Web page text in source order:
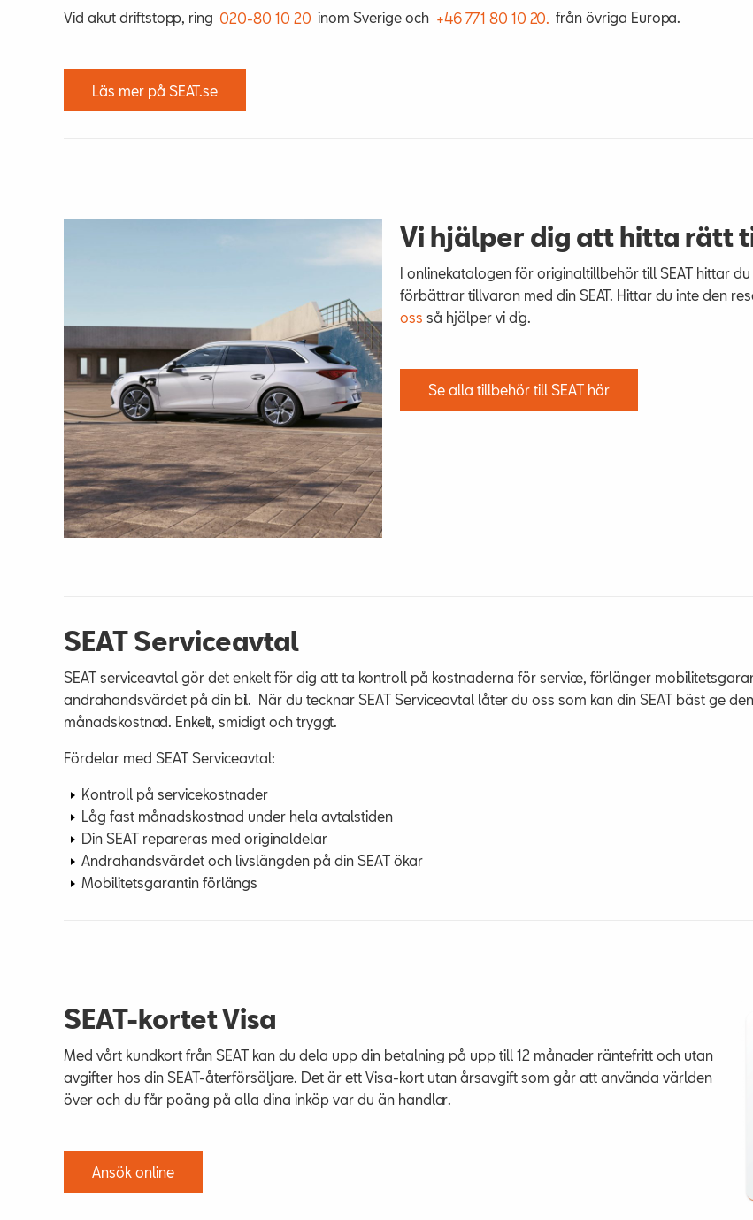
Vid akut driftstopp, ring 020-80 10 20 inom Sverige och +46 771 80 10 20. från övriga Europa.
Läs mer på SEAT.se
Vi hjälper dig att hitta rätt
I onlinekatalogen för originaltillbehör till SEAT hittar
förbättrar tillvaron med din SEAT. Hittar du inte den
oss så hjälper vi dig.
Se alla tillbehör till SEAT här
SEAT Serviceavtal
SEAT serviceavtal gör det enkelt för dig att ta kontroll på kostnaderna för service, förlänger
andrahandsvärdet på din bil. När du tecknar SEAT Serviceavtal låter du oss som kan din SEAT bäst ge
månadskostnad. Enkelt, smidigt och tryggt.
Fördelar med SEAT Serviceavtal:
Kontroll på servicekostnader
Låg fast månadskostnad under hela avtalstiden
Din SEAT repareras med originaldelar
Andrahandsvärdet och livslängden på din SEAT ökar
Mobilitetsgarantin förlängs
SEAT-kortet Visa
Med vårt kundkort från SEAT kan du dela upp din betalning på upp till 12 månader räntefritt och utan
avgifter hos din SEAT-återförsäljare. Det är ett Visa-kort utan årsavgift som går att använda världen
över och du får poäng på alla dina inköp var du än handlar.
Ansök online